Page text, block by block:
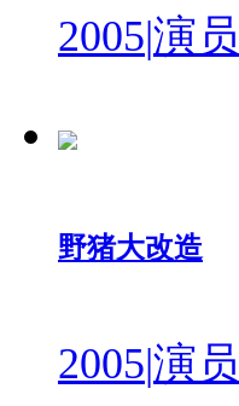
2005|演
野猪大改造
2005|演员